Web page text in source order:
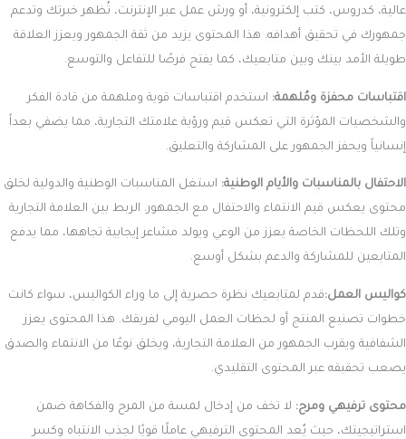
عالية، كدروس، كتب إلكترونية، أو ورش عمل عبر الإنترنت، تُظهر خبرتك وتدعم
جمهورك في تحقيق أهدافه. هذا المحتوى يزيد من ثقة الجمهور ويعزز العلاقة
طويلة الأمد بينك وبين متابعيك، كما يفتح فرصًا للتفاعل والتوسع.
اقتباسات محفزة ومُلهمة: استخدم اقتباسات قوية وملهمة من قادة الفكر
والشخصيات المؤثرة التي تعكس قيم ورؤية علامتك التجارية، مما يضفي بعداً
إنسانياً ويحفز الجمهور على المشاركة والتعليق.
الاحتفال بالمناسبات والأيام الوطنية: استغل المناسبات الوطنية والدولية لخلق
محتوى يعكس قيم الانتماء والاحتفال مع الجمهور. الربط بين العلامة التجارية
وتلك اللحظات الخاصة يعزز من الوعي ويولد مشاعر إيجابية تجاهها، مما يدفع
المتابعين للمشاركة والدعم بشكل أوسع.
كواليس العمل:قدم لمتابعيك نظرة حصرية إلى ما وراء الكواليس، سواء كانت
خطوات تصنيع المنتج أو لحظات العمل اليومي لفريقك. هذا المحتوى يعزز
الشفافية ويقرب الجمهور من العلامة التجارية، ويخلق نوعًا من الانتماء والصدق
يصعب تحقيقه عبر المحتوى التقليدي.
محتوى ترفيهي ومرح: لا تخف من إدخال لمسة من المرح والفكاهة ضمن
استراتيجيتك، حيث يُعد المحتوى الترفيهي عاملًا قويًا لجذب الانتباه وكسر